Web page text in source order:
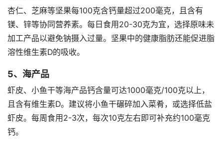
杏仁、芝麻等坚果每100克含钙量超过200毫克，且含有
镁、锌等协同营养素。每日食用20-30克为宜，选择原味未
加工产品以避免钠摄入过量。坚果中的健康脂肪还能促进脂
溶性维生素D的吸收。
5、海产品
虾皮、小鱼干等海产品钙含量可达1000毫克/100克以上，
且含有维生素D。建议将小鱼干碾碎加入菜肴，或选择低盐
虾皮。每周食用2-3次，每次10克左右即可补充约100毫克
钙。